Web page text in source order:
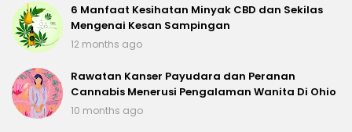
6 Manfaat Kesihatan Minyak CBD dan Sekilas
Mengenai Kesan Sampingan
12 months ago
Rawatan Kanser Payudara dan Peranan
Cannabis Menerusi Pengalaman Wanita Di Ohio
10 months ago